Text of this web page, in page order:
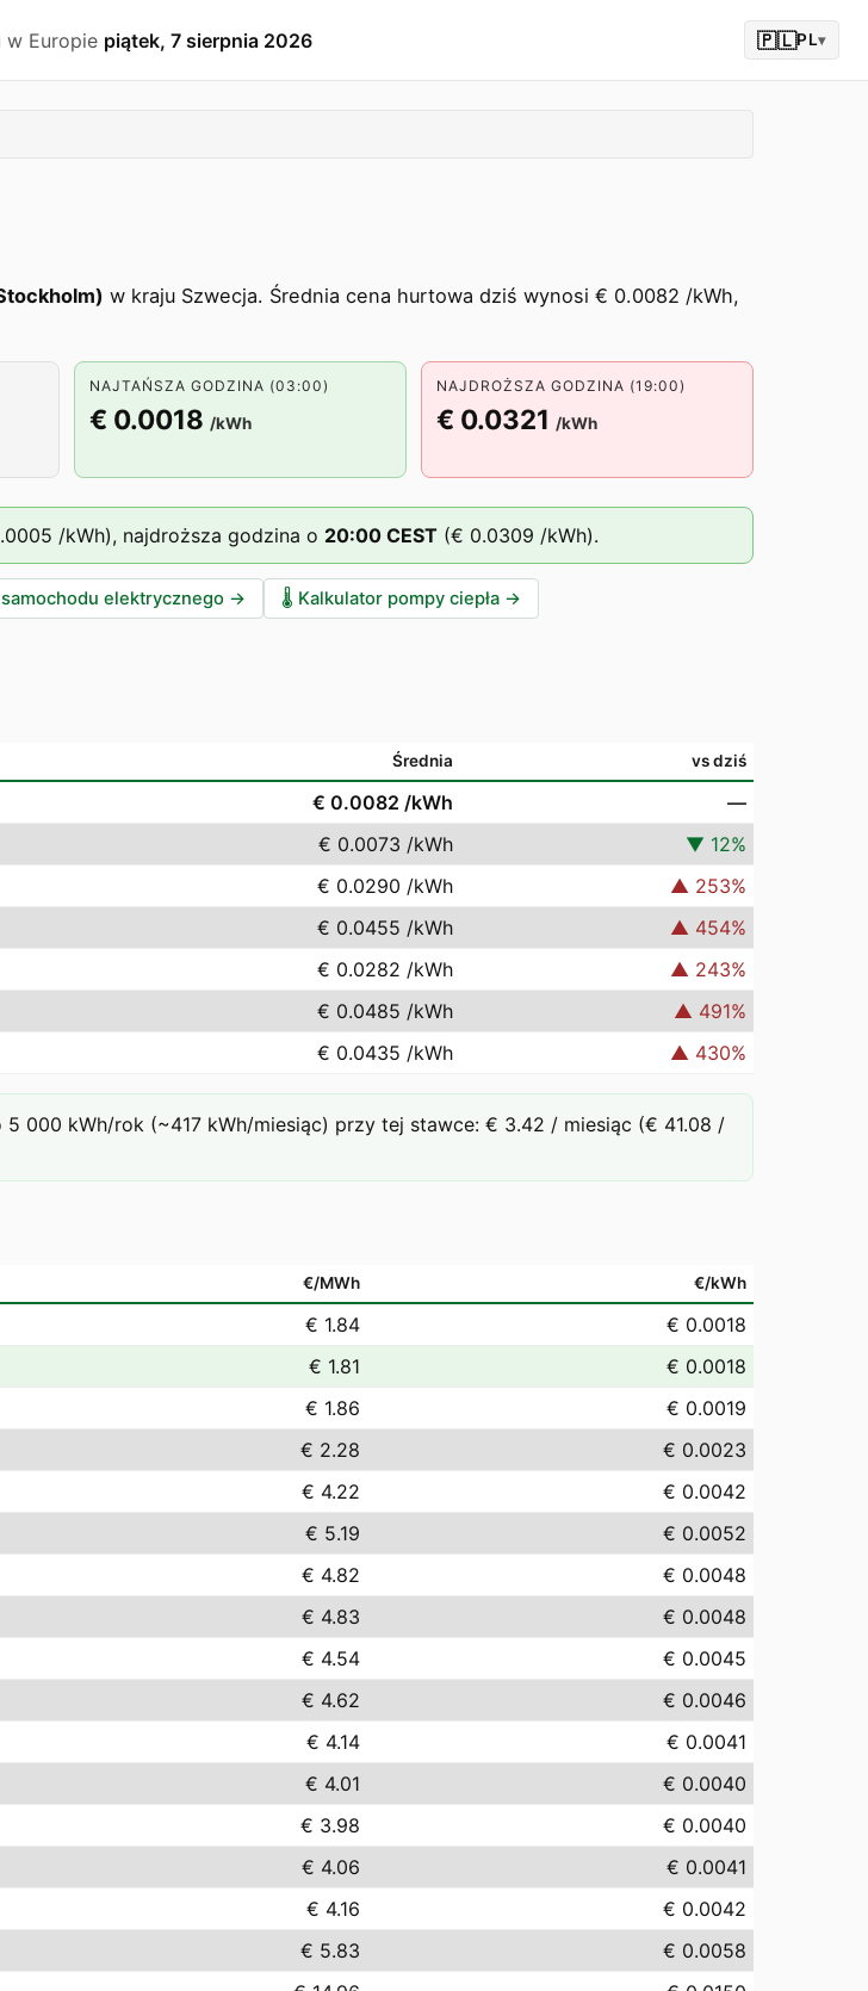
w Europie piątek, 7 sierpnia 2026 🇵🇱PL▾
w kraju Szwecja. Średnia cena hurtowa dziś wynosi € 0.0082 /kWh,
NAJTAŃSZA GODZINA (03:00)
€ 0.0018 /kWh
NAJDROŻSZA GODZINA (19:00)
€ 0.0321 /kWh
/kWh), najdroższa godzina o 20:00 CEST (€ 0.0309 /kWh).
elektrycznego → 🌡️ Kalkulator pompy ciepła →
Średnia vs dziś
€ 0.0082 /kWh
—
€ 0.0073 /kWh ▼ 12%
€ 0.0290 /kWh ▲ 253%
€ 0.0455 /kWh ▲ 454%
€ 0.0282 /kWh ▲ 243%
€ 0.0485 /kWh ▲ 491%
€ 0.0435 /kWh ▲ 430%
000 kWh/rok (~417 kWh/miesiąc) przy tej stawce: € 3.42 / miesiąc (€ 41.08 /
€/MWh €/kWh
€ 1.84
€ 0.0018
€ 1.81
€ 0.0018
€ 1.86
€ 0.0019
€ 2.28
€ 0.0023
€ 4.22
€ 0.0042
€ 5.19
€ 0.0052
€ 4.82
€ 0.0048
€ 4.83
€ 0.0048
€ 4.54
€ 0.0045
€ 4.62
€ 0.0046
€ 4.14
€ 0.0041
€ 4.01
€ 0.0040
€ 3.98
€ 0.0040
€ 4.06
€ 0.0041
€ 4.16
€ 0.0042
€ 5.83
€ 0.0058